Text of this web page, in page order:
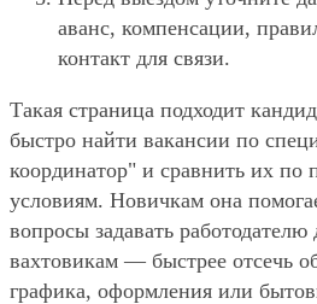
аванс, компенсации,
контакт для связи.
Такая страница подходит
быстро найти вакансии по
координатор" и сравнить их по
условиям. Новичкам она
вопросы задавать
вахтовикам — быстрее отсечь
графика, оформления или